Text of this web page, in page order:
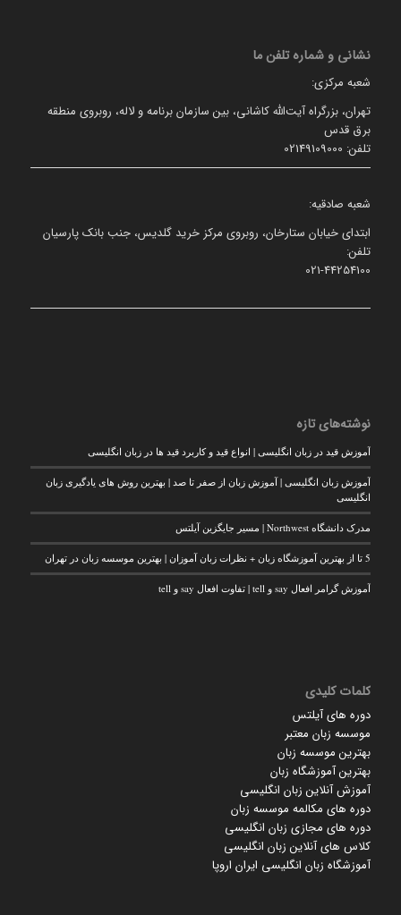
نشانی و شماره تلفن ما
شعبه مرکزی:
تهران، بزرگراه آیت‌الله کاشانی، بین سازمان برنامه و لاله، روبروی منطقه
برق قدس
تلفن: 02149109000
شعبه صادقیه:
ابتدای خیابان ستارخان، روبروی مرکز خرید گلدیس، جنب بانک پارسیان
تلفن:
021-44254100
نوشته‌های تازه
آموزش قید در زبان انگلیسی | انواع قید و کاربرد قید ها در زبان انگلیسی
آموزش زبان انگلیسی | آموزش زبان از صفر تا صد | بهترین روش های یادگیری زبان
انگلیسی
مدرک دانشگاه Northwest | مسیر جایگزین آیلتس
5 تا از بهترین آموزشگاه زبان + نظرات زبان آموزان | بهترین موسسه زبان در تهران
آموزش گرامر افعال say و tell | تفاوت افعال say و tell
کلمات کلیدی
دوره های آیلتس
موسسه زبان معتبر
بهترین موسسه زبان
بهترین آموزشگاه زبان
آموزش آنلاین زبان انگلیسی
دوره های مکالمه موسسه زبان
دوره های مجازی زبان انگلیسی
کلاس های آنلاین زبان انگلیسی
آموزشگاه زبان انگلیسی ایران اروپا